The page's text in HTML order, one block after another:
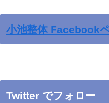
小池整体 Facebook
Twitter でフォロー